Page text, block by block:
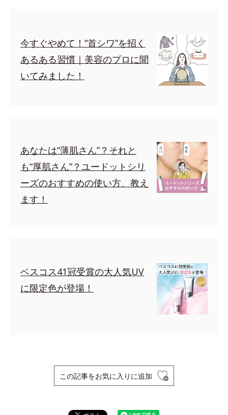
今すぐやめて！“首シワ”を招く
あるある習慣｜美容のプロに聞
いてみました！
あなたは“薄肌さん”？それと
も“厚肌さん”？ユードットシリ
ーズのおすすめの使い方、教え
ます！
ベスコス41冠受賞の大人気UV
に限定色が登場！
この記事をお気に入りに追加